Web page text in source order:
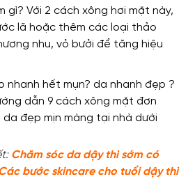
gì? Với 2 cách xông hơi mặt này,
lã hoặc thêm các loại thảo
nhu, vỏ bưởi để tăng hiệu
Chăm sóc da dậy thì sớm có
bước skincare cho tuổi dậy thì